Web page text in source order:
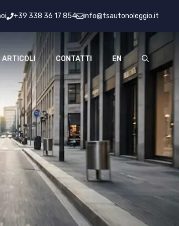
+39 338 36 17 854 info@tsautonoleggio.it
ARTICOLI CONTATTI EN